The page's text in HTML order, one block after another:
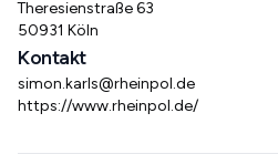
Theresienstraße 63
50931 Köln
Kontakt
simon.karls@rheinpol.de
https://www.rheinpol.de/